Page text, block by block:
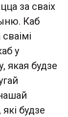
за сваіх
Каб
у
якая будзе
будзе